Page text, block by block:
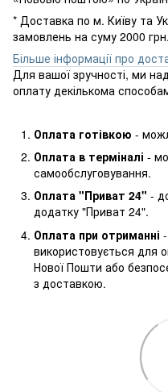
* Доставка по м. Київу та
замовлень на суму 2000
Більше інформації про
Для вашої зручності, ми
оплату декількома
Оплата готівкою -
Оплата в терміналі -
самообслуговування.
Оплата "Приват 24" -
додатку "Приват 24".
Оплата при отриманні
використовується для
Нової Пошти або
з доставкою.